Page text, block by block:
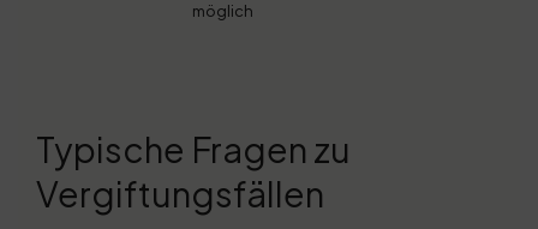
möglich
Typische Fragen zu
Vergiftungsfällen